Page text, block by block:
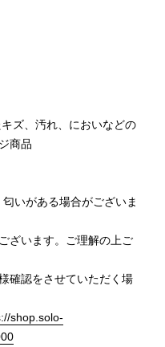
ズ、汚れ、においなどの
商品
いがある場合がございま
ざいます。ご理解の上ご
確認をさせていただく場
shop.solo-